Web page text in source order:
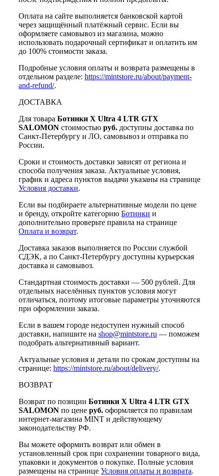
Оплата на сайте выполняется банковской картой
через защищённый платёжный сервис. Если вы
оформляете самовывоз из магазина, можно
использовать подарочный сертификат и оплатить им
до 100% стоимости заказа.
Подробные условия оплаты и возврата размещены в
отдельном разделе: https://mintstore.ru/about/payment-
and-refund/.
ДОСТАВКА
Для товара Ботинки X Ultra 4 LTR GTX
SALOMON стоимостью руб. доступны доставка по
Санкт-Петербургу и ЛО, самовывоз и отправка по
России.
Сроки и стоимость доставки зависят от региона и
способа получения заказа. Актуальные условия,
график и адреса пунктов выдачи указаны на странице
Условия доставки.
Если вы подбираете альтернативные модели по цене
и бренду, откройте категорию Ботинки и
дополнительно проверьте правила на странице
Оплата и возврат.
Доставка заказов выполняется по России службой
СДЭК, а по Санкт-Петербургу доступны курьерская
доставка и самовывоз.
Стандартная стоимость доставки — 500 рублей. Для
отдельных населённых пунктов условия могут
отличаться, поэтому итоговые параметры уточняются
при оформлении заказа.
Если в вашем городе недоступен нужный способ
доставки, напишите на shop@mintstore.ru — поможем
подобрать альтернативный вариант.
Актуальные условия и детали по срокам доступны на
странице: https://mintstore.ru/about/delivery/.
ВОЗВРАТ
Возврат по позиции Ботинки X Ultra 4 LTR GTX
SALOMON по цене руб. оформляется по правилам
интернет-магазина MINT и действующему
законодательству РФ.
Вы можете оформить возврат или обмен в
установленный срок при сохранении товарного вида,
упаковки и документов о покупке. Полные условия
размещены на странице Условия оплаты и возврата.